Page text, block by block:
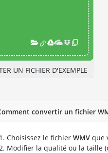
UN FICHIER D'EXEMPLE
convertir un fichier
Choisissez le fichier WMV que
Modifier la qualité ou la taille